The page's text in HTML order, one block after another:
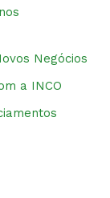
Negócios
a INCO